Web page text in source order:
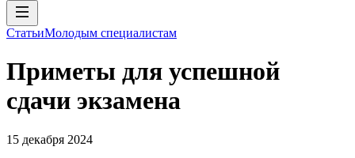
СтатьиМолодым специалистам
Приметы для успешной
сдачи экзамена
15 декабря 2024